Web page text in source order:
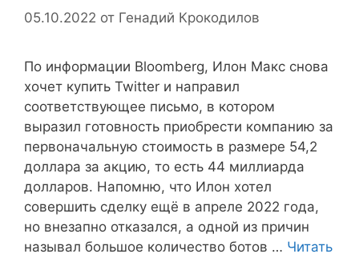
05.10.2022 от Генадий Крокодилов
По информации Bloomberg, Илон Макс снова
хочет купить Twitter и направил
соответствующее письмо, в котором
выразил готовность приобрести компанию за
первоначальную стоимость в размере 54,2
доллара за акцию, то есть 44 миллиарда
долларов. Напомню, что Илон хотел
совершить сделку ещё в апреле 2022 года,
но внезапно отказался, а одной из причин
называл большое количество ботов … Читать